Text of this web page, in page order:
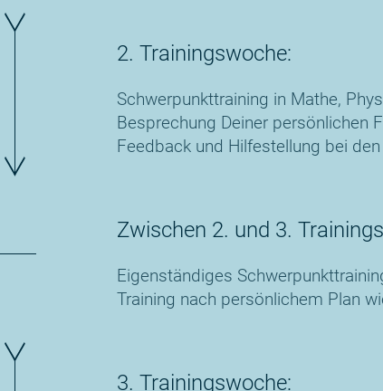
2. Trainingswoche:
Schwerpunkttraining in Mathe,
Besprechung Deiner persönlichen
Feedback und Hilfestellung bei
Zwischen 2. und 3.
Eigenständiges
Training nach persönlichem Plan
3. Trainingswoche: